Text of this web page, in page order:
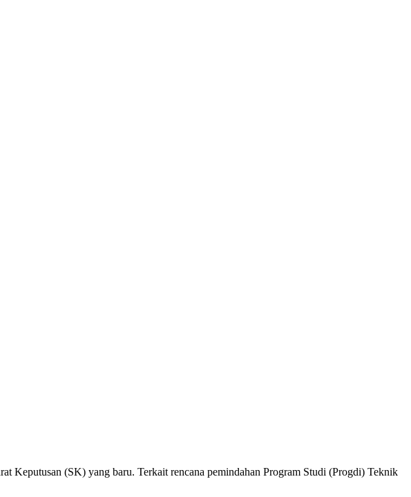
Keputusan (SK) yang baru. Terkait rencana pemindahan Program Studi (Progdi) Teknik